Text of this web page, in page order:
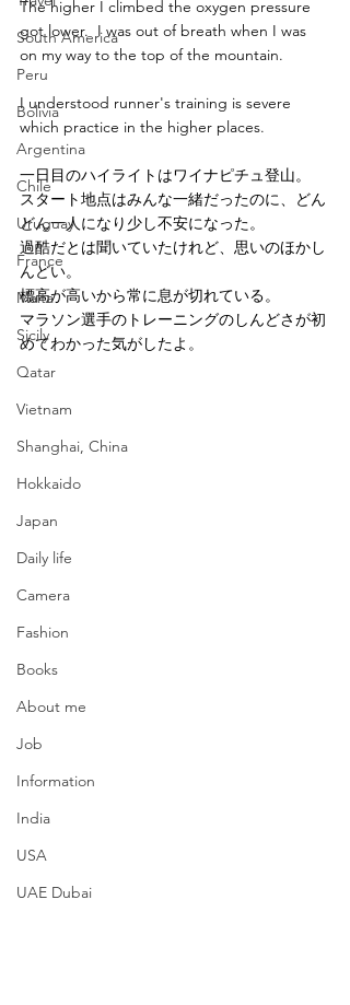
South America
Peru
Bolivia
Argentina
Chile
Uruguay
France
Malta
Sicily
Qatar
Vietnam
Shanghai, China
Hokkaido
Japan
Daily life
Camera
Fashion
Books
About me
Job
Information
India
USA
UAE Dubai
The higher I climbed the oxygen pressure
got lower.  I was out of breath when I was
on my way to the top of the mountain.
I understood runner's training is severe
which practice in the higher places.
一日目のハイライトはワイナピチュ登山。
スタート地点はみんな一緒だったのに、どん
どん一人になり少し不安になった。
過酷だとは聞いていたけれど、思いのほかし
んどい。
標高が高いから常に息が切れている。
マラソン選手のトレーニングのしんどさが初
めてわかった気がしたよ。